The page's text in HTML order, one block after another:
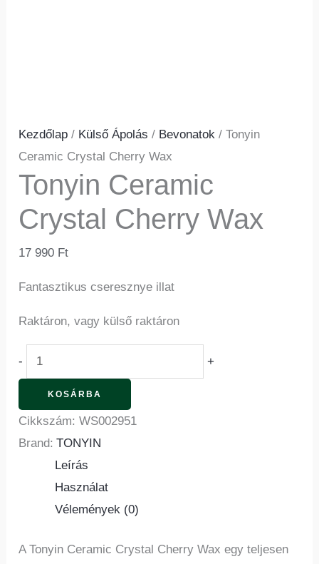
Kezdőlap / Külső Ápolás / Bevonatok / Tonyin
Ceramic Crystal Cherry Wax
Tonyin Ceramic
Crystal Cherry Wax
17 990 Ft
Fantasztikus cseresznye illat
Raktáron, vagy külső raktáron
- +
KOSÁRBA
Cikkszám:WS002951
Brand: TONYIN
Leírás
Használat
Vélemények (0)
A Tonyin Ceramic Crystal Cherry Wax egy teljesen